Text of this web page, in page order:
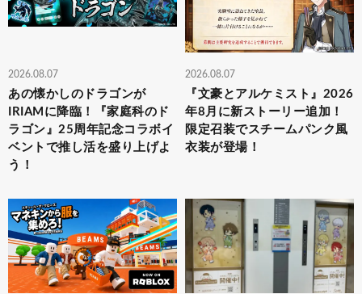
2026.08.07
あの懐かしのドラゴンが
IRIAMに降臨！『家庭科のド
ラゴン』25周年記念コラボイ
ベントで推し活を盛り上げよ
う！
2026.08.07
『文豪とアルケミスト』2026
年8月に新ストーリー追加！
限定召装でスチームパンク風
衣装が登場！